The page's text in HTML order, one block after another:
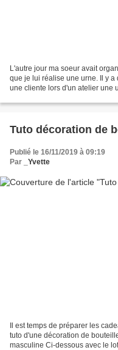
L'autre jour ma soeur avait
que je lui réalise une urne. Il y
une cliente lors d'un atelier une
Tuto décoration de
Publié le 16/11/2019 à 09:19
Par
_Yvette
Il est temps de préparer les
tuto d'une décoration de
masculine Ci-dessous avec le